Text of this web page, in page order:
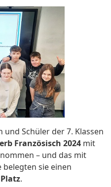
Schüler der 7. Klassen
Französisch 2024 mit
– und das mit
sie einen
.